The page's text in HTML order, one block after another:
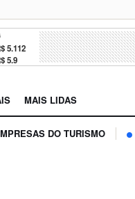
5.112
5.9
MAIS LIDAS
DO TURISMO